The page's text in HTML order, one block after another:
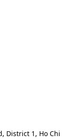
District 1, Ho Chi